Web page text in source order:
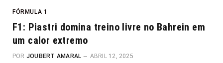
FÓRMULA 1
F1: Piastri domina treino livre no Bahrein em
um calor extremo
POR JOUBERT AMARAL ABRIL 12, 2025